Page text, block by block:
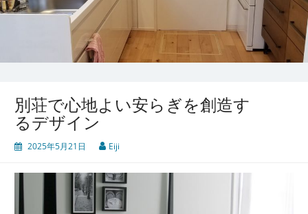
別荘で心地よい安らぎを創造す
るデザイン
2025年5月21日 Eiji